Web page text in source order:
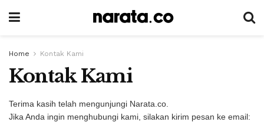
Home Kontak Kami
Kontak Kami
Terima kasih telah mengunjungi Narata.co.
Jika Anda ingin menghubungi kami, silakan kirim pesan ke email: